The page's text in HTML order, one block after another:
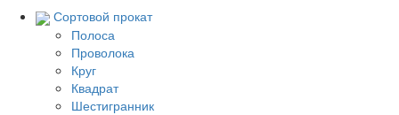
Сортовой прокат
Полоса
Проволока
Круг
Квадрат
Шестигранник